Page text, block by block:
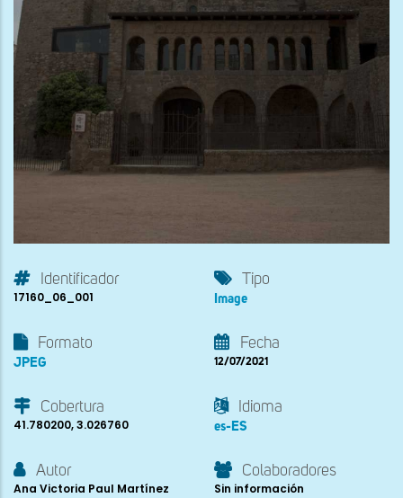
Identificador
17160_06_001
Tipo
Image
Formato
JPEG
Fecha
12/07/2021
Cobertura
41.780200, 3.026760
Idioma
es-ES
Autor
Ana Victoria Paul Martínez
Colaboradores
Sin información